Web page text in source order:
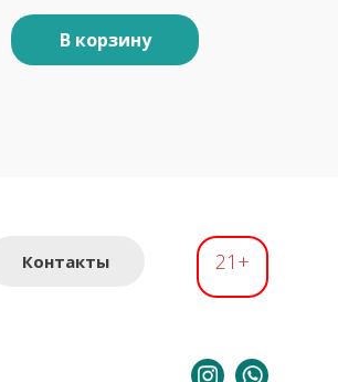
В корзину
Контакты 21+